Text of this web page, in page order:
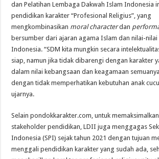
dan Pelatihan Lembaga Dakwah Islam Indonesia
pendidikan karakter “Profesional Religius”, yang
mengkombinasikan moral characterdan
bersumber dari ajaran agama Islam dan nilai-nilai
Indonesia. “SDM kita mungkin secara
siap, namun jika tidak dibarengi dengan karakter
dalam nilai kebangsaan dan keagamaan
dengan tidak memperhatikan kebutuhan anak
ujarnya.
Selain pondokkarakter.com, untuk
stakeholder pendidikan, LDII juga menggagas
Indonesia (SPI) sejak tahun 2021 dengan tujuan
menggali pendidikan karakter yang sudah ada,